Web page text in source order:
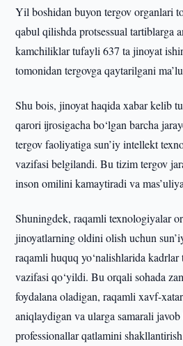
Yil boshidan buyon tergov organlari
qabul qilishda protsessual tartiblarga
kamchiliklar tufayli 637 ta jinoyat
tomonidan tergovga qaytarilgani
Shu bois, jinoyat haqida xabar kelib
qarori ijrosigacha bo‘lgan barcha
tergov faoliyatiga sun’iy intellekt
vazifasi belgilandi. Bu tizim tergov
inson omilini kamaytiradi va
Shuningdek, raqamli texnologiyalar
jinoyatlarning oldini olish uchun
raqamli huquq yo‘nalishlarida kadrlar
vazifasi qo‘yildi. Bu orqali sohada
foydalana oladigan, raqamli xavf-
aniqlaydigan va ularga samarali
professionallar qatlamini